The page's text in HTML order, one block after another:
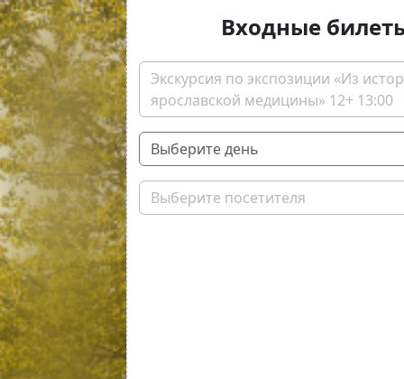
Входные
Экскурсия по экспозиции «Из
ярославской медицины» 12+ 13:00
Выберите посетителя